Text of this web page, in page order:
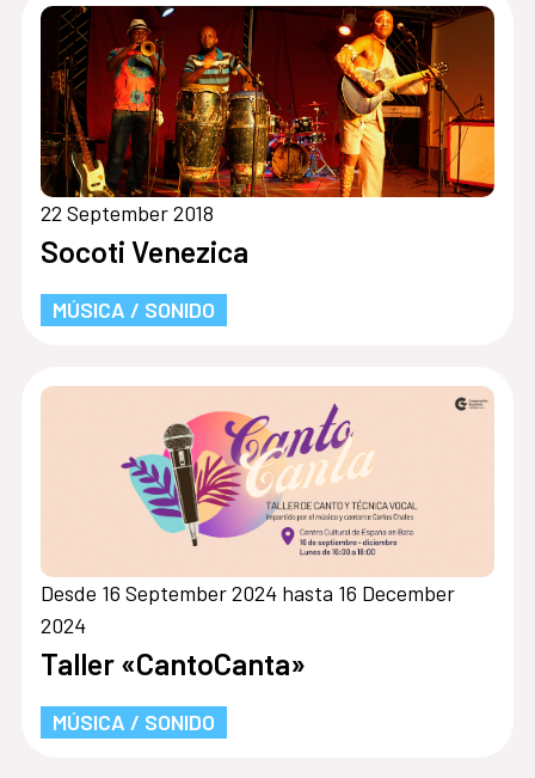
22 September 2018
Socoti Venezica
MÚSICA / SONIDO
Desde 16 September 2024 hasta 16 December
2024
Taller «CantoCanta»
MÚSICA / SONIDO